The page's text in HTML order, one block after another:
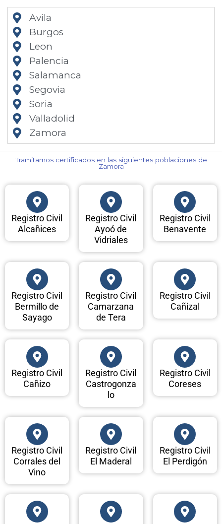
Avila
Burgos
Leon
Palencia
Salamanca
Segovia
Soria
Valladolid
Zamora
Tramitamos certificados en las siguientes poblaciones de
Zamora​
Registro Civil
Alcañices
Registro Civil
Ayoó de
Vidriales
Registro Civil
Benavente
Registro Civil
Bermillo de
Sayago
Registro Civil
Camarzana
de Tera
Registro Civil
Cañizal
Registro Civil
Cañizo
Registro Civil
Castrogonza
lo
Registro Civil
Coreses
Registro Civil
Corrales del
Vino
Registro Civil
El Maderal
Registro Civil
El Perdigón